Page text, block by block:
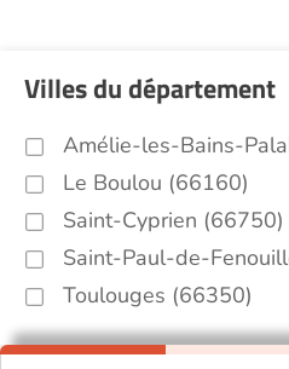
Villes du département
Amélie-les-Bains-
Le Boulou (66160)
Saint-Cyprien (66750)
Saint-Paul-de-
Toulouges (66350)